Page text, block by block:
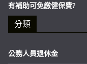
有補助可免繳健保費?
分類
公務人員退休金